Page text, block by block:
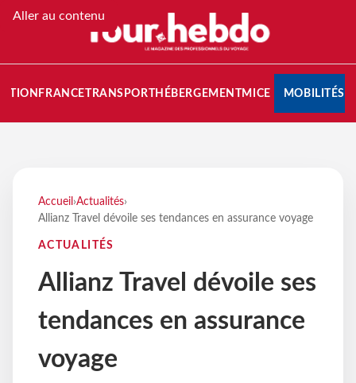
Aller au contenu
FRANCETRANSPORT HÉBERGEMENTMICE MOBILITÉS
Accueil ›Actualités›
Allianz Travel dévoile ses tendances en assurance voyage
ACTUALITÉS
Allianz Travel dévoile ses
tendances en assurance
voyage